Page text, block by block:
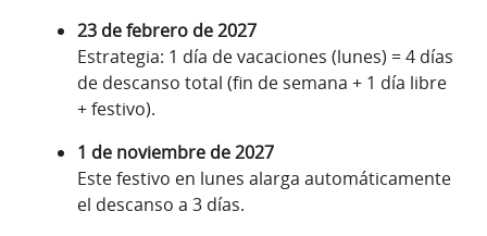
23 de febrero de 2027
Estrategia: 1 día de vacaciones (lunes) = 4 días
de descanso total (fin de semana + 1 día libre
+ festivo).
1 de noviembre de 2027
Este festivo en lunes alarga automáticamente
el descanso a 3 días.